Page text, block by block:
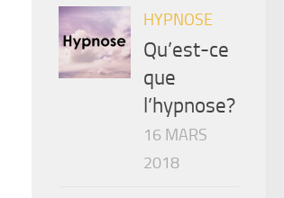
HYPNOSE
Qu’est-ce
que
l’hypnose?
16 MARS
2018